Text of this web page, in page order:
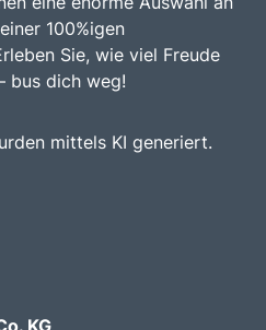
100%igen
Sie, wie viel Freude
bus dich weg!
mittels KI generiert.
KG